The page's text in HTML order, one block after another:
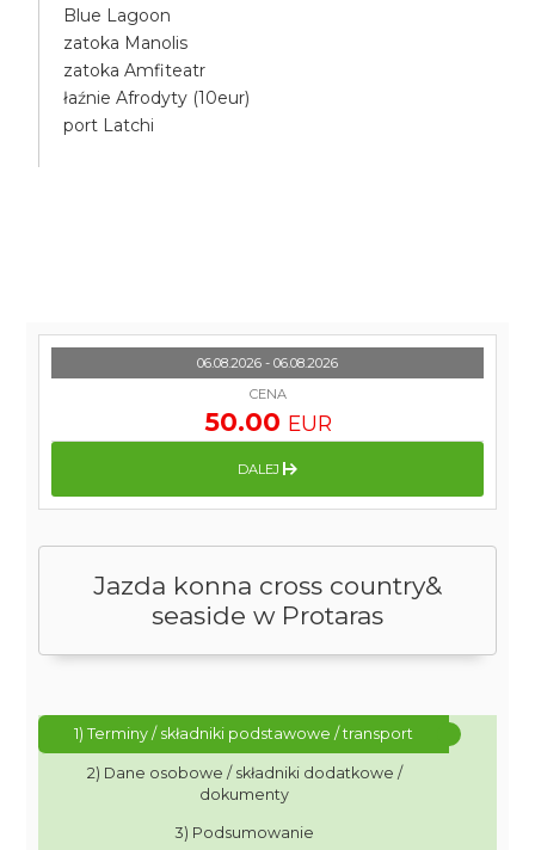
Blue Lagoon
zatoka Manolis
zatoka Amfiteatr
łaźnie Afrodyty (10eur)
port Latchi
Jazda konna cross country&
seaside w Protaras
1) Terminy / składniki podstawowe / transport
2) Dane osobowe / składniki dodatkowe /
dokumenty
3) Podsumowanie
06.08.2026 - 06.08.2026
CENA
50.00 EUR
DALEJ